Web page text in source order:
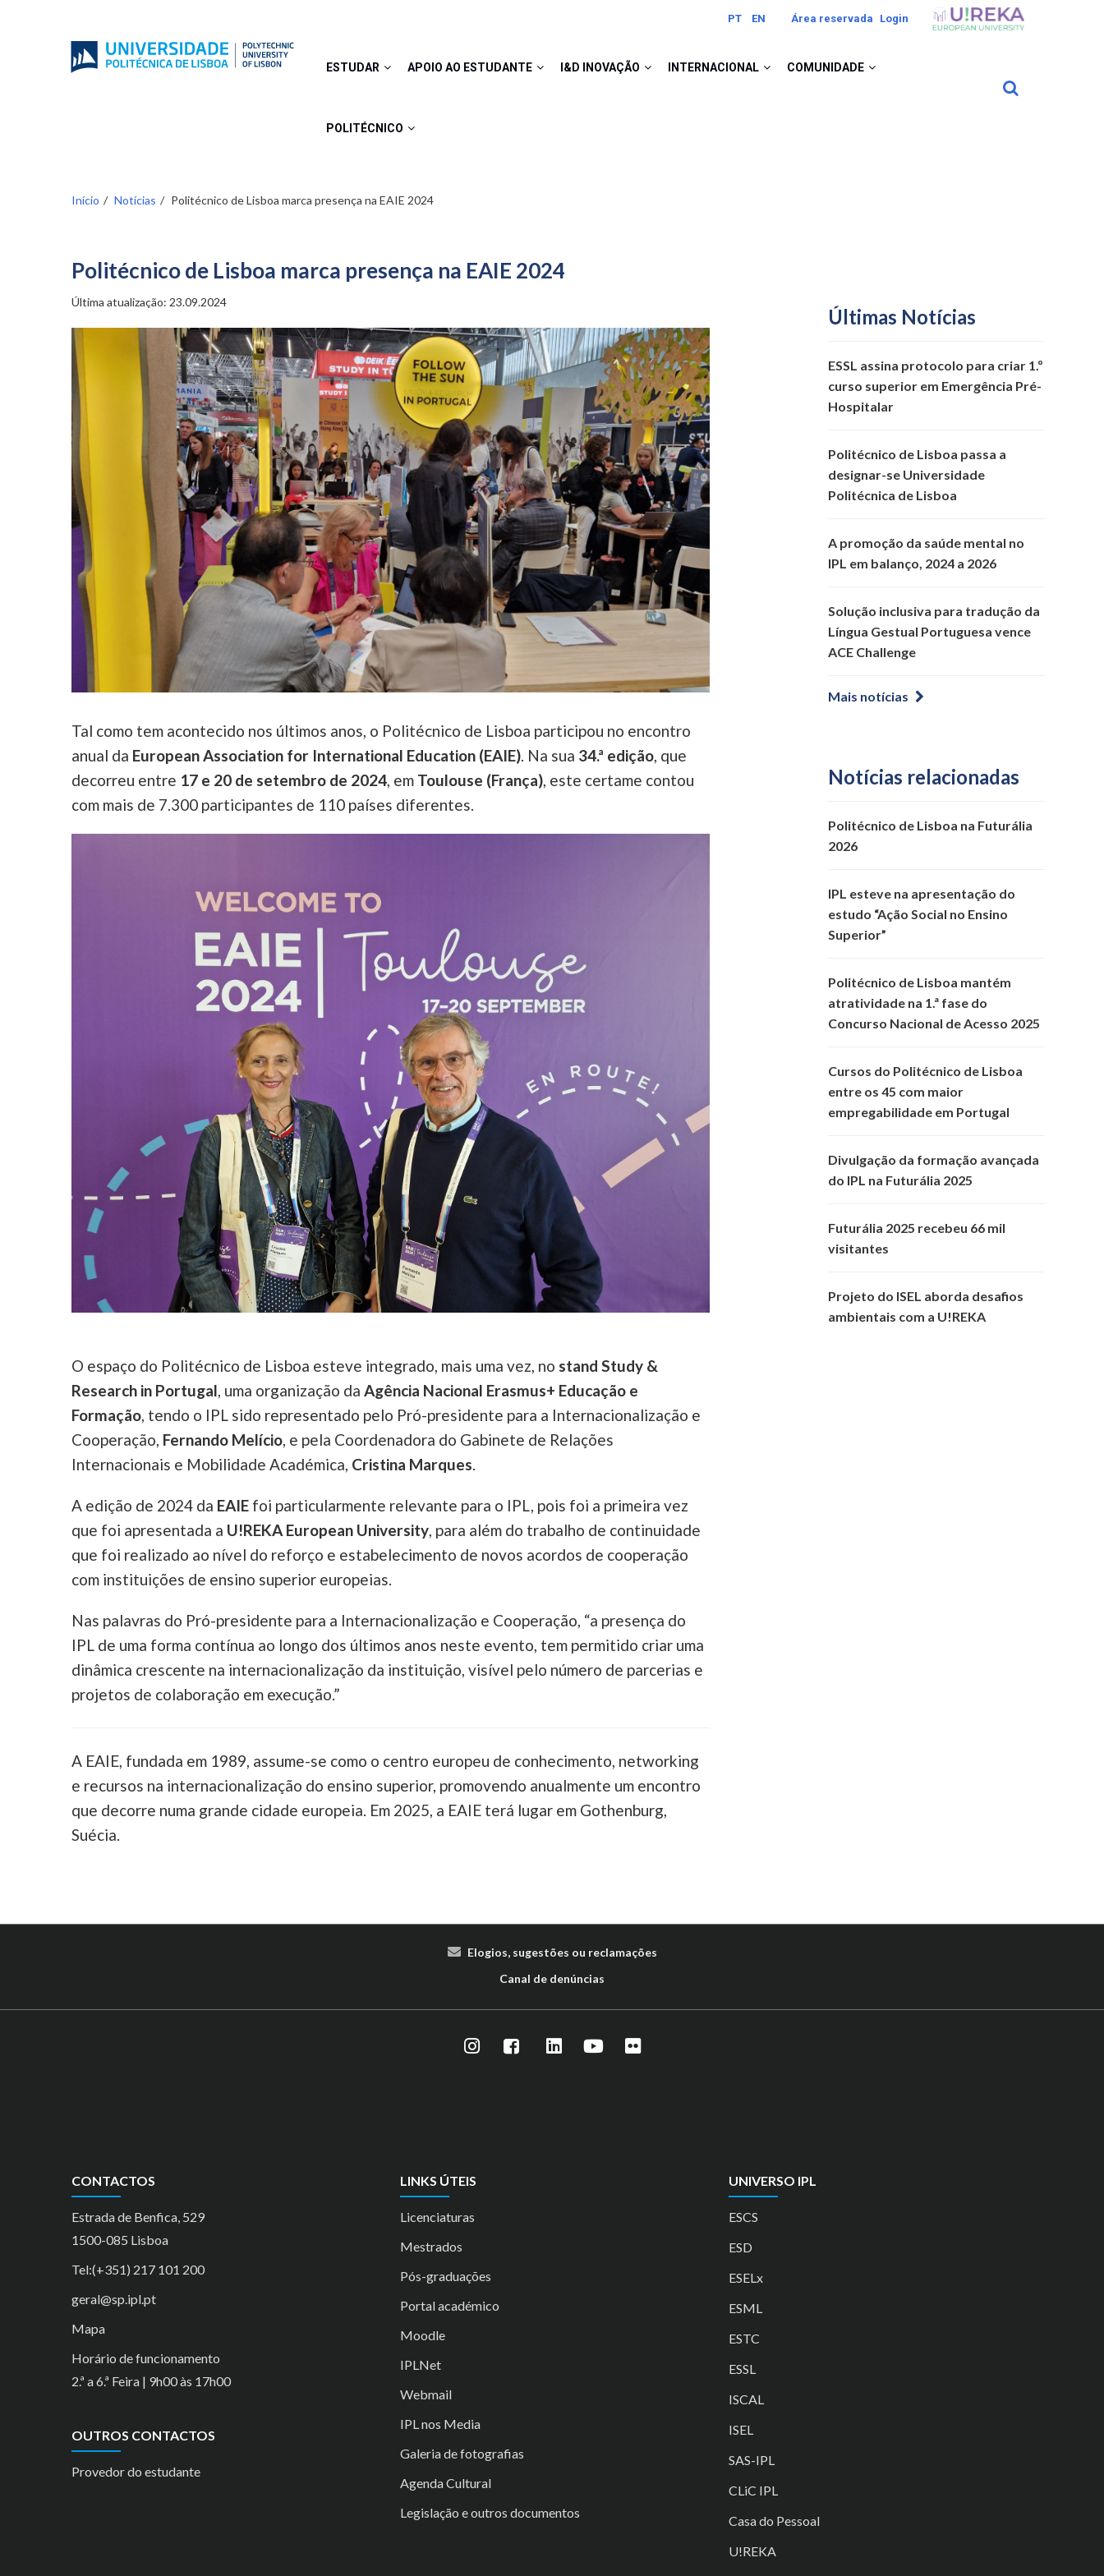
PT EN Área reservada Login Image
ESTUDAR APOIO AO ESTUDANTE I&D INOVAÇÃO INTERNACIONAL COMUNIDADE
POLITÉCNICO
Início Notícias Politécnico de Lisboa marca presença na EAIE 2024
Politécnico de Lisboa marca presença na EAIE 2024
Última atualização: 23.09.2024
Image
Tal como tem acontecido nos últimos anos, o Politécnico de Lisboa participou no encontro
anual da European Association for International Education (EAIE). Na sua 34.ª edição, que
decorreu entre 17 e 20 de setembro de 2024, em Toulouse (França), este certame contou
com mais de 7.300 participantes de 110 países diferentes.
O espaço do Politécnico de Lisboa esteve integrado, mais uma vez, no stand Study &
Research in Portugal, uma organização da Agência Nacional Erasmus+ Educação e
Formação, tendo o IPL sido representado pelo Pró-presidente para a Internacionalização e
Cooperação, Fernando Melício, e pela Coordenadora do Gabinete de Relações
Internacionais e Mobilidade Académica, Cristina Marques.
A edição de 2024 da EAIE foi particularmente relevante para o IPL, pois foi a primeira vez
que foi apresentada a U!REKA European University, para além do trabalho de continuidade
que foi realizado ao nível do reforço e estabelecimento de novos acordos de cooperação
com instituições de ensino superior europeias.
Nas palavras do Pró-presidente para a Internacionalização e Cooperação, “a presença do
IPL de uma forma contínua ao longo dos últimos anos neste evento, tem permitido criar uma
dinâmica crescente na internacionalização da instituição, visível pelo número de parcerias e
projetos de colaboração em execução.”
A EAIE, fundada em 1989, assume-se como o centro europeu de conhecimento, networking
e recursos na internacionalização do ensino superior, promovendo anualmente um encontro
que decorre numa grande cidade europeia. Em 2025, a EAIE terá lugar em Gothenburg,
Suécia.
Últimas Notícias
ESSL assina protocolo para criar 1.º
curso superior em Emergência Pré-
Hospitalar
Politécnico de Lisboa passa a
designar-se Universidade
Politécnica de Lisboa
A promoção da saúde mental no
IPL em balanço, 2024 a 2026
Solução inclusiva para tradução da
Língua Gestual Portuguesa vence
ACE Challenge
Mais notícias
Notícias relacionadas
Politécnico de Lisboa na Futurália
2026
IPL esteve na apresentação do
estudo “Ação Social no Ensino
Superior”
Politécnico de Lisboa mantém
atratividade na 1.ª fase do
Concurso Nacional de Acesso 2025
Cursos do Politécnico de Lisboa
entre os 45 com maior
empregabilidade em Portugal
Divulgação da formação avançada
do IPL na Futurália 2025
Futurália 2025 recebeu 66 mil
visitantes
Projeto do ISEL aborda desafios
ambientais com a U!REKA
Elogios, sugestões ou reclamações
Canal de denúncias
CONTACTOS
Estrada de Benfica, 529
1500-085 Lisboa
Tel:(+351) 217 101 200
geral@sp.ipl.pt
Mapa
Horário de funcionamento
2.ª a 6.ª Feira | 9h00 às 17h00
OUTROS CONTACTOS
Provedor do estudante
LINKS ÚTEIS
Licenciaturas
Mestrados
Pós-graduações
Portal académico
Moodle
IPLNet
Webmail
IPL nos Media
Galeria de fotografias
Agenda Cultural
Legislação e outros documentos
UNIVERSO IPL
ESCS
ESD
ESELx
ESML
ESTC
ESSL
ISCAL
ISEL
SAS-IPL
CLiC IPL
Casa do Pessoal
U!REKA